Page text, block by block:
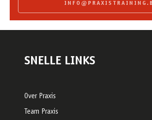
SNELLE LINKS
Over Praxis
Team Praxis